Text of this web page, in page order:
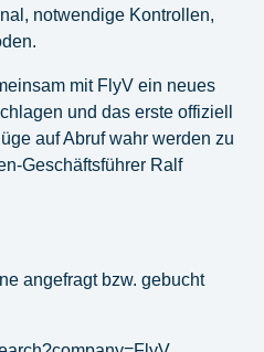
notwendige Kontrollen,
mit FlyV ein neues
und das erste offiziell
auf Abruf wahr werden zu
Geschäftsführer Ralf
angefragt bzw. gebucht